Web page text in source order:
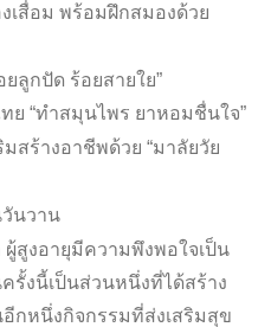
เสื่อม พร้อมฝึกสมองด้วย
ลูกปัด ร้อยสายใย”
ย “ทำสมุนไพร ยาหอมชื่นใจ”
สร้างอาชีพด้วย “มาลัยวัย
วันวาน
สูงอายุมีความพึงพอใจเป็น
รั้งนี้เป็นส่วนหนึ่งที่ได้สร้าง
กหนึ่งกิจกรรมที่ส่งเสริมสุข